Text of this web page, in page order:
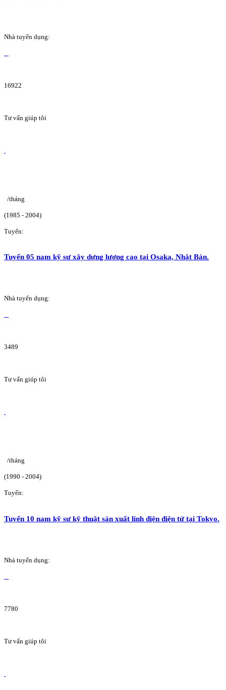
Nhà tuyển dụng:
16922
Tư vấn giúp tôi
/tháng
(1985 - 2004)
Tuyển:
Tuyển 05 nam kỹ sư xây dựng lương cao tại Osaka, Nhật Bản.
Nhà tuyển dụng:
3489
Tư vấn giúp tôi
/tháng
(1990 - 2004)
Tuyển:
Tuyển 10 nam kỹ sư kỹ thuật sản xuất linh điện điện tử tại Tokyo.
Nhà tuyển dụng:
7780
Tư vấn giúp tôi